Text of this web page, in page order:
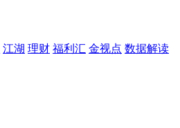
江湖 理财 福利汇 金视点 数据解读